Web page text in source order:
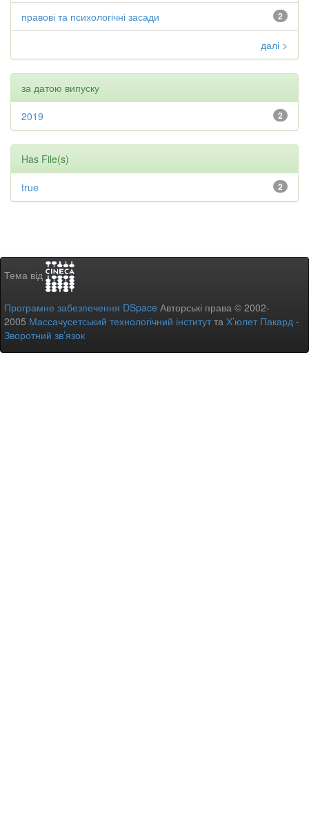
2
правові та психологічні засади
далі >
за датою випуску
2
2019
Has File(s)
2
true
Тема від
Програмне забезпечення DSpace Авторські права © 2002-
2005 Массачусетський технологічний інститутта Х’юлет Пакард -
Зворотний зв’язок